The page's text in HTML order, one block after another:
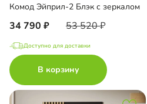
Комод Эйприл-2 Блэк с зеркалом
34 790 53 520
Доступно для доставки
В корзину